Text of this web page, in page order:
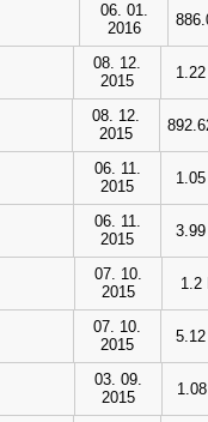
06. 01.
2016
08. 12.
2015
08. 12.
2015
06. 11.
2015
06. 11.
2015
07. 10.
2015
1.2
07. 10.
2015
03. 09.
2015